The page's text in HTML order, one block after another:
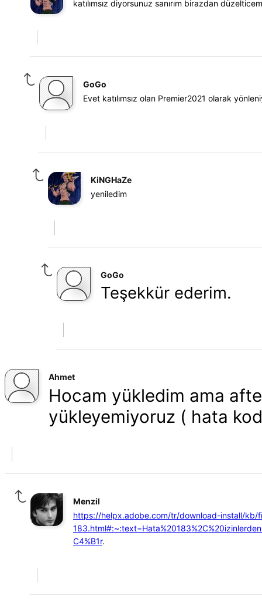
katılımsız diyorsunuz sanırım birazdan
GoGo
Evet katılımsız olan Premier2021 olarak
KiNGHaZe
yeniledim
GoGo
Teşekkür ederim.
Ahmet
Hocam yükledim ama
yükleyemiyoruz ( hata
Menzil
https://helpx.adobe.com/tr/download-install/kb/
C4%B1r.